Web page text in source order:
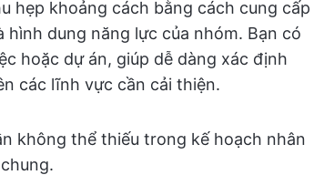
hẹp khoảng cách bằng cách cung cấp
dung năng lực của nhóm. Bạn có
hoặc dự án, giúp dễ dàng xác định
các lĩnh vực cần cải thiện.
không thể thiếu trong kế hoạch nhân